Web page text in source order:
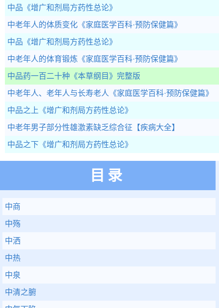
中品 《增广和剂局方药性总论》
中老年人的体质变化 《家庭医学百科·预防保健篇》
中品 《增广和剂局方药性总论》
中老年人的体育锻炼 《家庭医学百科·预防保健篇》
中品药一百二十种 《本草纲目》完整版
中老年人、老年人与长寿老人 《家庭医学百科·预防保健篇》
中品之上 《增广和剂局方药性总论》
中老年男子部分性雄激素缺乏综合征 【疾病大全】
中品之下 《增广和剂局方药性总论》
目录
中商
中殇
中洒
中热
中泉
中清之腑